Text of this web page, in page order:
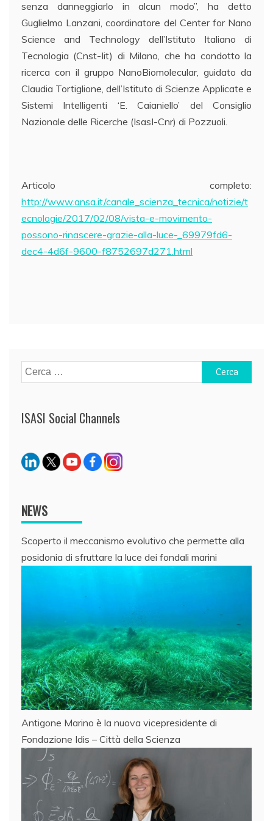
senza danneggiarlo in alcun modo”, ha detto
Guglielmo Lanzani, coordinatore del Center for Nano
Science and Technology dell’Istituto Italiano di
Tecnologia (Cnst-Iit) di Milano, che ha condotto la
ricerca con il gruppo NanoBiomolecular, guidato da
Claudia Tortiglione, dell’Istituto di Scienze Applicate e
Sistemi Intelligenti ‘E. Caianiello’ del Consiglio
Nazionale delle Ricerche (IsasI-Cnr) di Pozzuoli.
Articolo completo:
http://www.ansa.it/canale_scienza_tecnica/notizie/t
ecnologie/2017/02/08/vista-e-movimento-
possono-rinascere-grazie-alla-luce-_69979fd6-
dec4-4d6f-9600-f8752697d271.html
Ricerca
per:
ISASI Social Channels
NEWS
Scoperto il meccanismo evolutivo che permette alla
posidonia di sfruttare la luce dei fondali marini
Antigone Marino è la nuova vicepresidente di
Fondazione Idis – Città della Scienza